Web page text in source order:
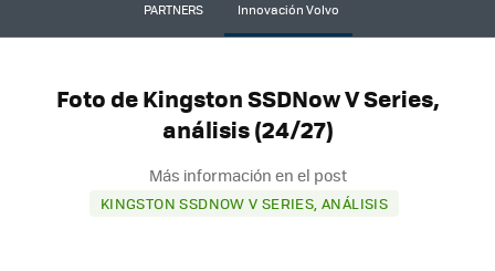
PARTNERS Innovación Volvo
Foto de Kingston SSDNow V Series,
análisis (24/27)
Más información en el post
KINGSTON SSDNOW V SERIES, ANÁLISIS